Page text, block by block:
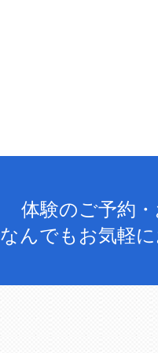
体験のご予約
なんでもお気軽